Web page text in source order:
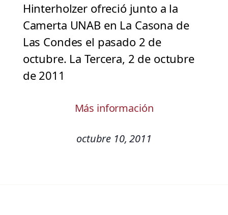
Hinterholzer ofreció junto a la
Camerta UNAB en La Casona de
Las Condes el pasado 2 de
octubre. La Tercera, 2 de octubre
de 2011
Más información
octubre 10, 2011